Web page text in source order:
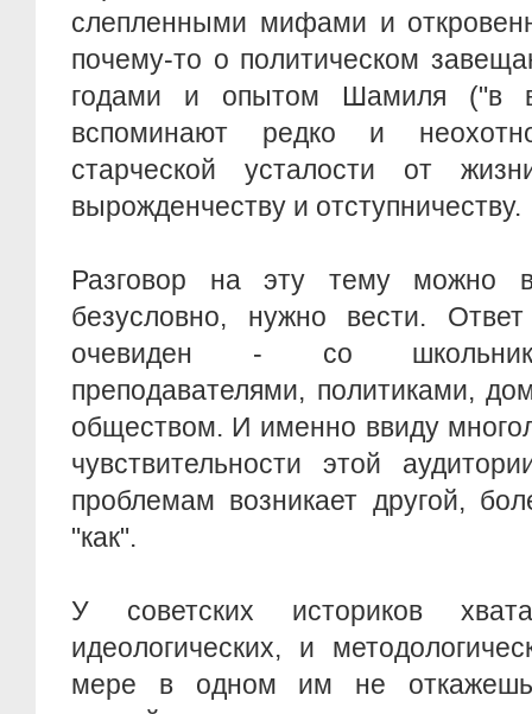
слепленными мифами и
почему-то о политическом
годами и опытом Шамиля ("в
вспоминают редко и
старческой усталости от
вырожденчеству и отступничеству.
Разговор на эту тему можно
безусловно, нужно вести.
очевиден - со
преподавателями, политиками,
обществом. И именно ввиду
чувствительности этой
проблемам возникает другой,
"как".
У советских историков
идеологических, и
мере в одном им не